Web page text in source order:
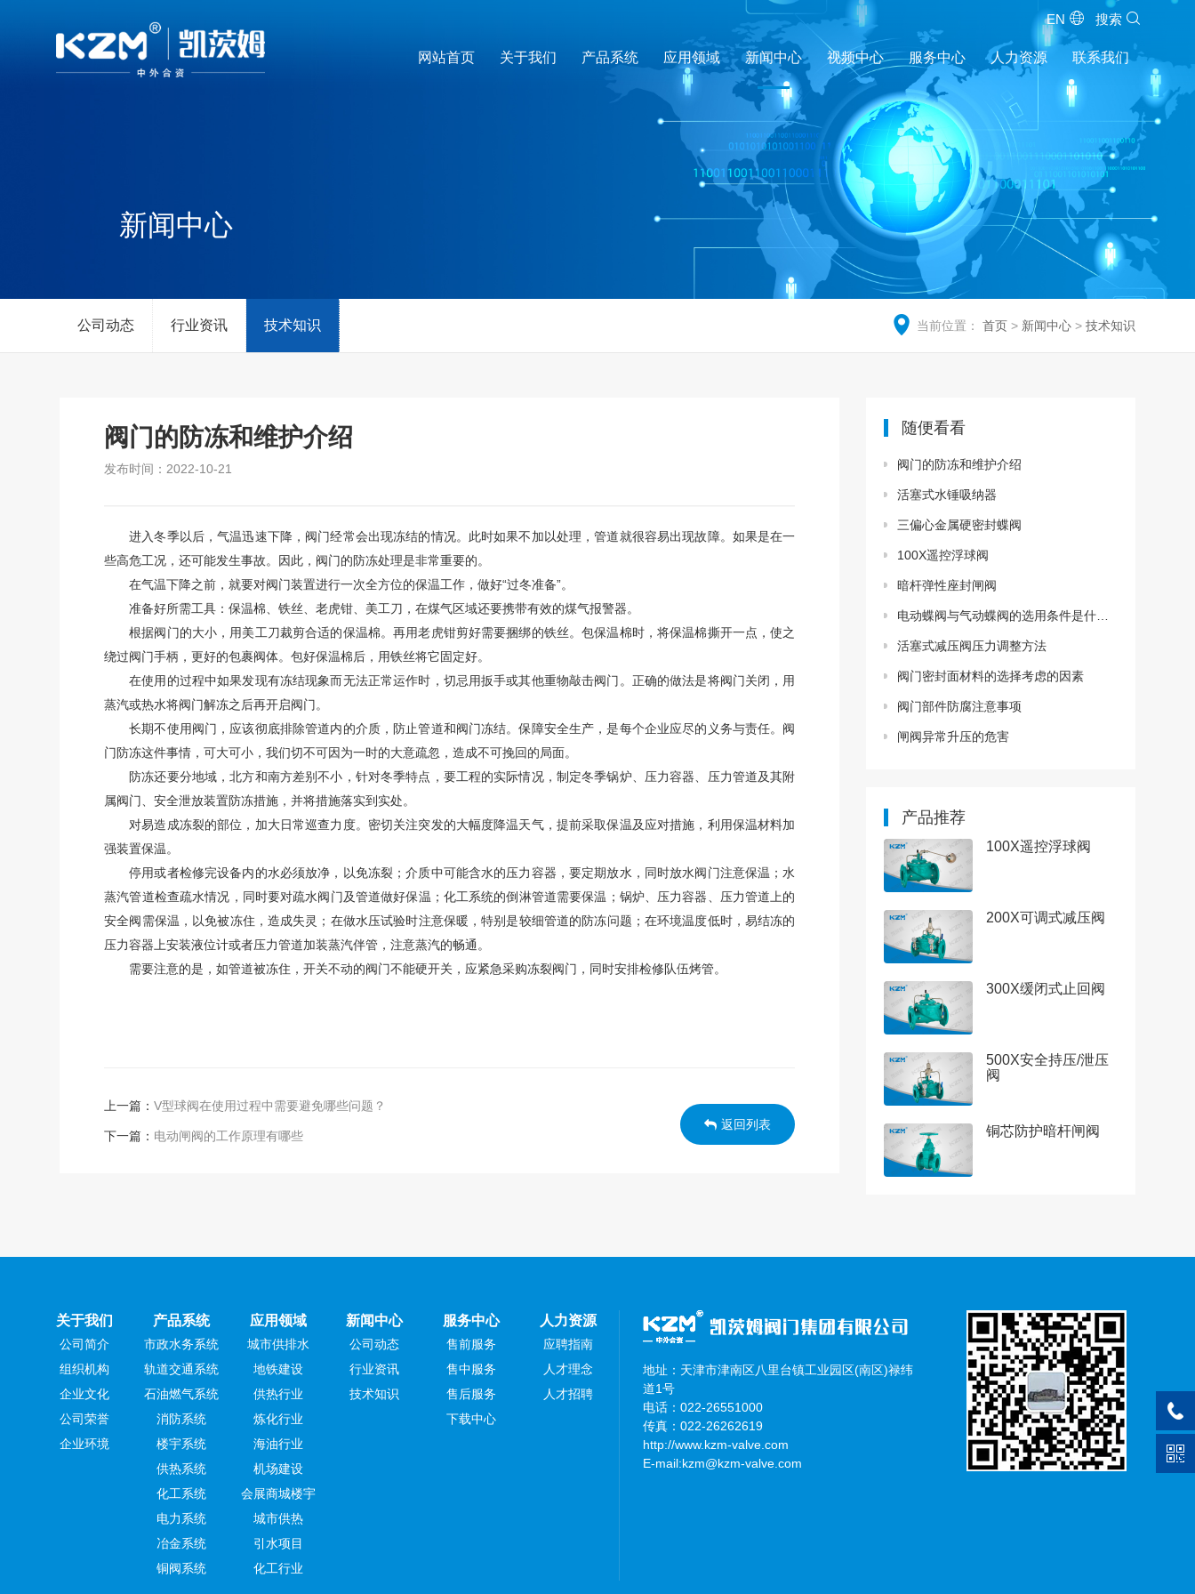
搜索
EN
网站首页 关于我们 产品系统 应用领域 新闻中心 视频中心 服务中心 人力资源 联系我们
新闻中心
公司动态 行业资讯 技术知识 当前位置： 首页> 新闻中心> 技术知识
阀门的防冻和维护介绍
发布时间：2022-10-21
进入冬季以后，气温迅速下降，阀门经常会出现冻结的情况。此时如果不加以处理，管道就很容易出现故障。如果是在一
些高危工况，还可能发生事故。因此，阀门的防冻处理是非常重要的。
在气温下降之前，就要对阀门装置进行一次全方位的保温工作，做好“过冬准备”。
准备好所需工具：保温棉、铁丝、老虎钳、美工刀，在煤气区域还要携带有效的煤气报警器。
根据阀门的大小，用美工刀裁剪合适的保温棉。再用老虎钳剪好需要捆绑的铁丝。包保温棉时，将保温棉撕开一点，使之
绕过阀门手柄，更好的包裹阀体。包好保温棉后，用铁丝将它固定好。
在使用的过程中如果发现有冻结现象而无法正常运作时，切忌用扳手或其他重物敲击阀门。正确的做法是将阀门关闭，用
蒸汽或热水将阀门解冻之后再开启阀门。
长期不使用阀门，应该彻底排除管道内的介质，防止管道和阀门冻结。保障安全生产，是每个企业应尽的义务与责任。阀
门防冻这件事情，可大可小，我们切不可因为一时的大意疏忽，造成不可挽回的局面。
防冻还要分地域，北方和南方差别不小，针对冬季特点，要工程的实际情况，制定冬季锅炉、压力容器、压力管道及其附
属阀门、安全泄放装置防冻措施，并将措施落实到实处。
对易造成冻裂的部位，加大日常巡查力度。密切关注突发的大幅度降温天气，提前采取保温及应对措施，利用保温材料加
强装置保温。
停用或者检修完设备内的水必须放净，以免冻裂；介质中可能含水的压力容器，要定期放水，同时放水阀门注意保温；水
蒸汽管道检查疏水情况，同时要对疏水阀门及管道做好保温；化工系统的倒淋管道需要保温；锅炉、压力容器、压力管道上的
安全阀需保温，以免被冻住，造成失灵；在做水压试验时注意保暖，特别是较细管道的防冻问题；在环境温度低时，易结冻的
压力容器上安装液位计或者压力管道加装蒸汽伴管，注意蒸汽的畅通。
需要注意的是，如管道被冻住，开关不动的阀门不能硬开关，应紧急采购冻裂阀门，同时安排检修队伍烤管。
上一篇：V型球阀在使用过程中需要避免哪些问题？
下一篇： 电动闸阀的工作原理有哪些
返回列表
随便看看
阀门的防冻和维护介绍
活塞式水锤吸纳器
三偏心金属硬密封蝶阀
100X遥控浮球阀
暗杆弹性座封闸阀
电动蝶阀与气动蝶阀的选用条件是什么？
活塞式减压阀压力调整方法
阀门密封面材料的选择考虑的因素
阀门部件防腐注意事项
闸阀异常升压的危害
产品推荐
100X遥控浮球阀
200X可调式减压阀
300X缓闭式止回阀
500X安全持压/泄压
阀
铜芯防护暗杆闸阀
关于我们
公司简介
组织机构
企业文化
公司荣誉
企业环境
产品系统
市政水务系统
轨道交通系统
石油燃气系统
消防系统
楼宇系统
供热系统
化工系统
电力系统
冶金系统
铜阀系统
应用领域
城市供排水
地铁建设
供热行业
炼化行业
海油行业
机场建设
会展商城楼宇
城市供热
引水项目
化工行业
新闻中心
公司动态
行业资讯
技术知识
服务中心
售前服务
售中服务
售后服务
下载中心
人力资源
应聘指南
人才理念
人才招聘
地址：天津市津南区八里台镇工业园区(南区)禄纬
道1号
电话：022-26551000
传真：022-26262619
http://www.kzm-valve.com
E-mail:kzm@kzm-valve.com